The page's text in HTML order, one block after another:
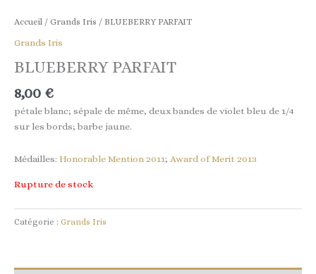
Accueil / Grands Iris / BLUEBERRY PARFAIT
Grands Iris
BLUEBERRY PARFAIT
8,00 €
pétale blanc; sépale de même, deux bandes de violet bleu de 1/4
sur les bords; barbe jaune.
Médailles: Honorable Mention 2011 ; Award of Merit 2013
Rupture de stock
Catégorie : Grands Iris